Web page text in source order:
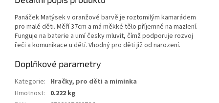
Panáček Matýsek v oranžové barvě je roztomilým kamarádem
pro malé děti. Měří 37cm a má měkké tělo příjemné na mazlení.
Funguje na baterie a umí česky mluvit, čímž podporuje rozvoj
řeči a komunikace u dětí. Vhodný pro děti již od narození.
Doplňkové parametry
Kategorie: Hračky, pro děti a miminka
Hmotnost:
0.222 kg